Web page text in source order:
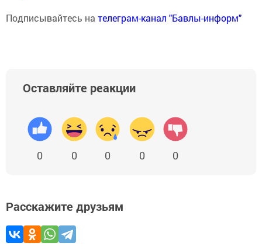
Подписывайтесь на телеграм-канал "Бавлы-информ"
Оставляйте реакции
0 0 0 0 0
Расскажите друзьям